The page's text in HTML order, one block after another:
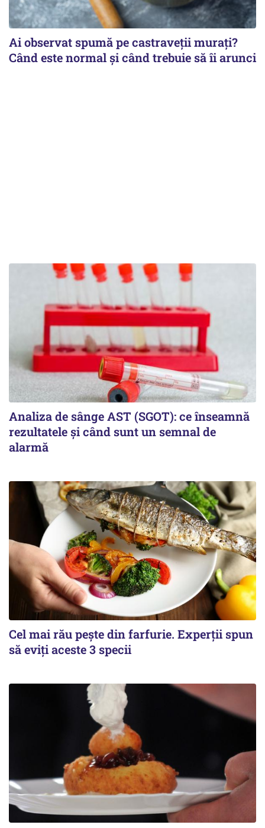
Ai observat spumă pe castraveții murați?
Când este normal și când trebuie să îi arunci
Analiza de sânge AST (SGOT): ce înseamnă
rezultatele și când sunt un semnal de
alarmă
Cel mai rău pește din farfurie. Experții spun
să eviți aceste 3 specii